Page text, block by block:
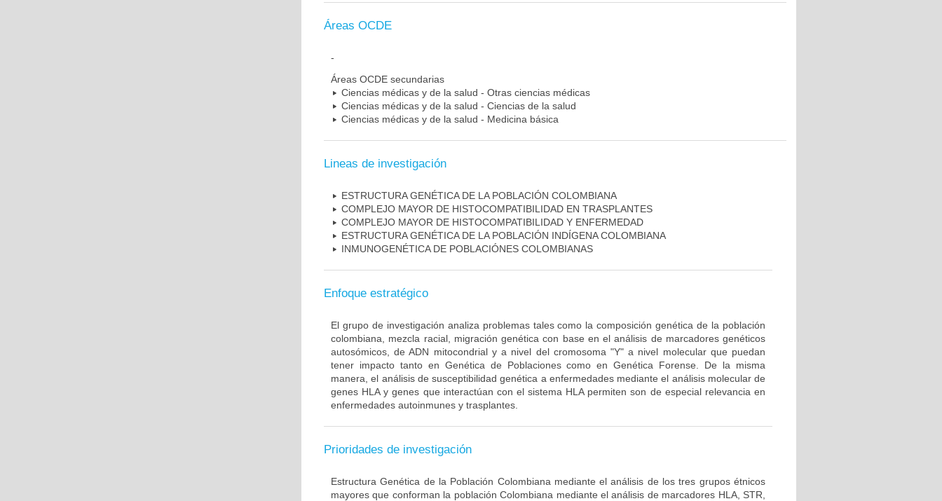
Áreas OCDE
-
Áreas OCDE secundarias
Ciencias médicas y de la salud - Otras ciencias médicas
Ciencias médicas y de la salud - Ciencias de la salud
Ciencias médicas y de la salud - Medicina básica
Lineas de investigación
ESTRUCTURA GENÉTICA DE LA POBLACIÓN COLOMBIANA
COMPLEJO MAYOR DE HISTOCOMPATIBILIDAD EN TRASPLANTES
COMPLEJO MAYOR DE HISTOCOMPATIBILIDAD Y ENFERMEDAD
ESTRUCTURA GENÉTICA DE LA POBLACIÓN INDÍGENA COLOMBIANA
INMUNOGENÉTICA DE POBLACIÓNES COLOMBIANAS
Enfoque estratégico
El grupo de investigación analiza problemas tales como la composición genética de la población
colombiana, mezcla racial, migración genética con base en el análisis de marcadores genéticos
autosómicos, de ADN mitocondrial y a nivel del cromosoma "Y" a nivel molecular que puedan
tener impacto tanto en Genética de Poblaciones como en Genética Forense. De la misma
manera, el análisis de susceptibilidad genética a enfermedades mediante el análisis molecular de
genes HLA y genes que interactúan con el sistema HLA permiten son de especial relevancia en
enfermedades autoinmunes y trasplantes.
Prioridades de investigación
Estructura Genética de la Población Colombiana mediante el análisis de los tres grupos étnicos
mayores que conforman la población Colombiana mediante el análisis de marcadores HLA, STR,